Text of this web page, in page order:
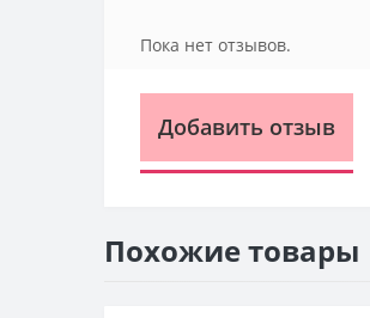
Пока нет отзывов.
Добавить отзыв
Похожие товары